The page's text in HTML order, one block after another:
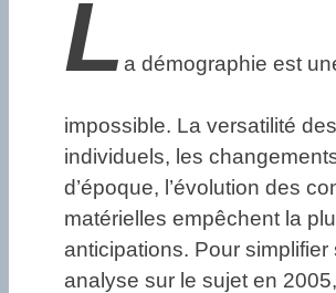
L a démographie est
impossible. La versatilité
individuels, les
d’époque, l’évolution des
matérielles empêchent la
anticipations. Pour simplifier
analyse sur le sujet en